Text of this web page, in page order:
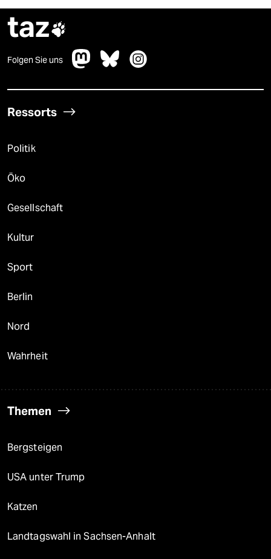
taz
Folgen Sie uns
Ressorts
Politik
Öko
Gesellschaft
Kultur
Sport
Berlin
Nord
Wahrheit
Themen
Bergsteigen
USA unter Trump
Katzen
Landtagswahl in Sachsen-Anhalt